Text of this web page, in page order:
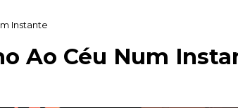
Instante
Ao Céu Num